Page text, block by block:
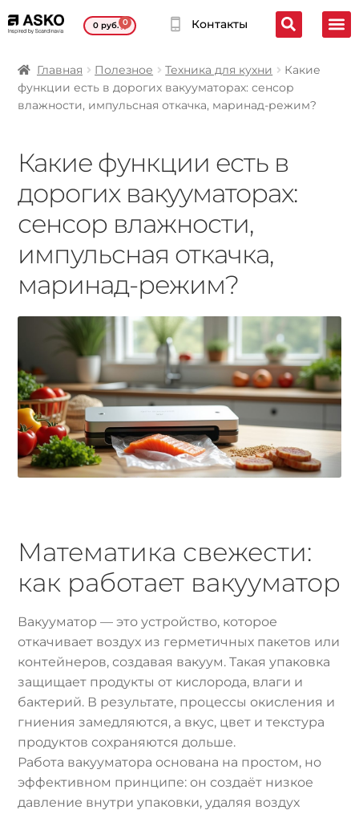
0руб. 0 Контакты
Главная Полезное Техника для кухни
Какие
функции есть в дорогих вакууматорах: сенсор
влажности, импульсная откачка, маринад-режим?
Какие функции есть в
дорогих вакууматорах:
сенсор влажности,
импульсная откачка,
маринад-режим?
Математика свежести:
как работает вакууматор
Вакууматор — это устройство, которое
откачивает воздух из герметичных пакетов или
контейнеров, создавая вакуум. Такая упаковка
защищает продукты от кислорода, влаги и
бактерий. В результате, процессы окисления и
гниения замедляются, а вкус, цвет и текстура
продуктов сохраняются дольше.
Работа вакууматора основана на простом, но
эффективном принципе: он создаёт низкое
давление внутри упаковки, удаляя воздух